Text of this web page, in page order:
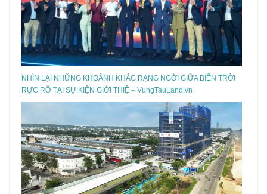
NHÌN LẠI NHỮNG KHOẢNH KHẮC RẠNG NGỜI GIỮA BIỂN TRỜI
RỰC RỠ TẠI SỰ KIỆN GIỚI THIỆ – VungTauLand.vn